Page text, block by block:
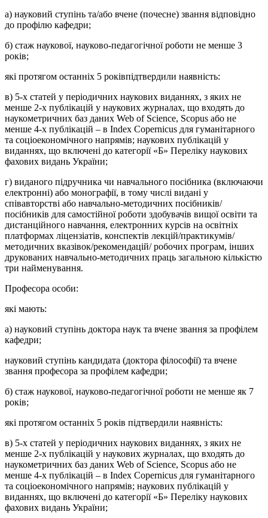
а) науковий ступінь та/або вчене (почесне) звання відповідно
до профілю кафедри;
б) стаж наукової, науково-педагогічної роботи не менше 3
років;
які протягом останніх 5 роківпідтвердили наявність:
в) 5-х статей у періодичних наукових виданнях, з яких не
менше 2-х публікацій у наукових журналах, що входять до
наукометричних баз даних Web of Science, Scopus або не
менше 4-х публікацій – в Index Сореrnicus для гуманітарного
та соціоекономічного напрямів; наукових публікацій у
виданнях, що включені до категорії «Б» Переліку наукових
фахових видань України;
г) виданого підручника чи навчального посібника (включаючи
електронні) або монографії, в тому числі видані у
співавторстві або навчально-методичних посібників/
посібників для самостійної роботи здобувачів вищої освіти та
дистанційного навчання, електронних курсів на освітніх
платформах ліцензіатів, конспектів лекцій/практикумів/
методичних вказівок/рекомендацій/ робочих програм, інших
друкованих навчально-методичних праць загальною кількістю
три найменування.
Професора особи:
які мають:
а) науковий ступінь доктора наук та вчене звання за профілем
кафедри;
науковий ступінь кандидата (доктора філософії) та вчене
звання професора за профілем кафедри;
б) стаж наукової, науково-педагогічної роботи не менше як 7
років;
які протягом останніх 5 років підтвердили наявність:
в) 5-х статей у періодичних наукових виданнях, з яких не
менше 2-х публікацій у наукових журналах, що входять до
наукометричних баз даних Web of Science, Scopus або не
менше 4-х публікацій – в Index Сореrnicus для гуманітарного
та соціоекономічного напрямів; наукових публікацій у
виданнях, що включені до категорії «Б» Переліку наукових
фахових видань України;